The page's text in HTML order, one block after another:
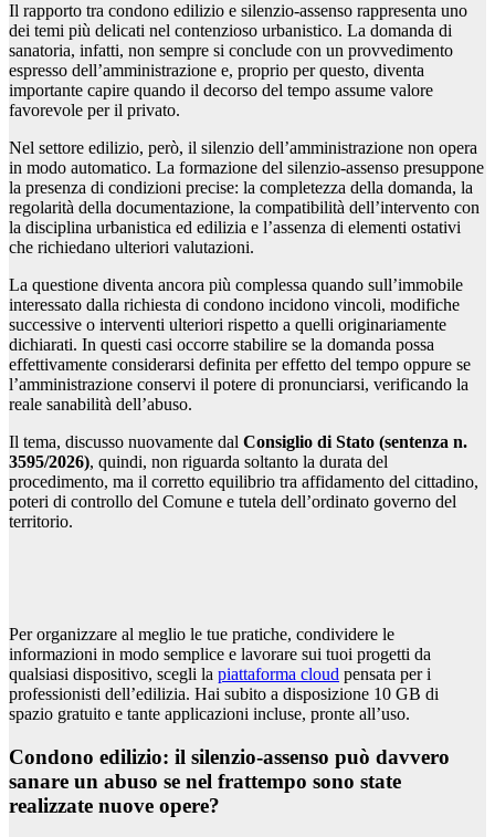
Il rapporto tra condono edilizio e silenzio-assenso rappresenta uno
dei temi più delicati nel contenzioso urbanistico. La domanda di
sanatoria, infatti, non sempre si conclude con un provvedimento
espresso dell’amministrazione e, proprio per questo, diventa
importante capire quando il decorso del tempo assume valore
favorevole per il privato.
Nel settore edilizio, però, il silenzio dell’amministrazione non opera
in modo automatico. La formazione del silenzio-assenso presuppone
la presenza di condizioni precise: la completezza della domanda, la
regolarità della documentazione, la compatibilità dell’intervento con
la disciplina urbanistica ed edilizia e l’assenza di elementi ostativi
che richiedano ulteriori valutazioni.
La questione diventa ancora più complessa quando sull’immobile
interessato dalla richiesta di condono incidono vincoli, modifiche
successive o interventi ulteriori rispetto a quelli originariamente
dichiarati. In questi casi occorre stabilire se la domanda possa
effettivamente considerarsi definita per effetto del tempo oppure se
l’amministrazione conservi il potere di pronunciarsi, verificando la
reale sanabilità dell’abuso.
Il tema, discusso nuovamente dal Consiglio di Stato (sentenza n.
3595/2026), quindi, non riguarda soltanto la durata del
procedimento, ma il corretto equilibrio tra affidamento del cittadino,
poteri di controllo del Comune e tutela dell’ordinato governo del
territorio.
Per organizzare al meglio le tue pratiche, condividere le
informazioni in modo semplice e lavorare sui tuoi progetti da
qualsiasi dispositivo, scegli la piattaforma cloud pensata per i
professionisti dell’edilizia. Hai subito a disposizione 10 GB di
spazio gratuito e tante applicazioni incluse, pronte all’uso.
Condono edilizio: il silenzio-assenso può davvero
sanare un abuso se nel frattempo sono state
realizzate nuove opere?